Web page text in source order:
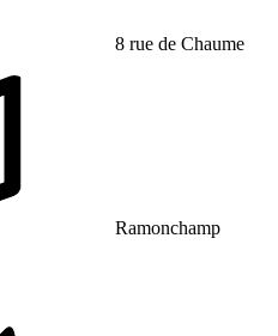
8 rue de Chaume
Ramonchamp